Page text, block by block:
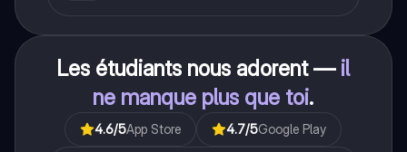
Les étudiants nous adorent — il
ne manque plus que toi.
4.6/5App Store 4.7/5Google Play